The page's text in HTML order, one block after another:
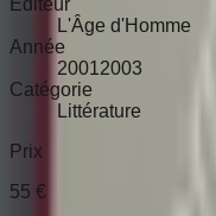
L'Âge d'Homme
Année
20012003
Catégorie
Littérature
Prix
55 €